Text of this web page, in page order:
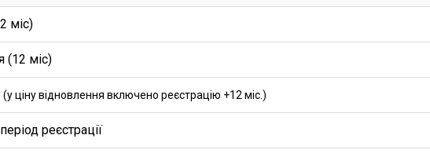
міс)
(12 міс)
(у ціну відновлення включено реєстрацію +12 міс.)
реєстрації